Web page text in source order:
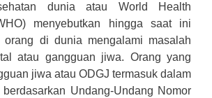
dunia atau World Health
menyebutkan hingga saat ini
orang di dunia mengalami masalah
atau gangguan jiwa. Orang yang
jiwa atau ODGJ termasuk dalam
Undang-Undang Nomor